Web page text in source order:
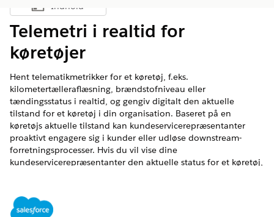
Vis indholdsfortegnelse
Indhold
Telemetri i realtid for
køretøjer
Hent telematikmetrikker for et køretøj, f.eks.
kilometertælleraflæsning, brændstofniveau eller
tændingsstatus i realtid, og gengiv digitalt den aktuelle
tilstand for et køretøj i din organisation. Baseret på en
køretøjs aktuelle tilstand kan kundeservicerepræsentanter
proaktivt engagere sig i kunder eller udløse downstream-
forretningsprocesser. Hvis du vil vise dine
kundeservicerepræsentanter den aktuelle status for et køretøj,
at beslutte, hvilken type telemetrikmetrikker du vil vise for
hvert køretøj. Konfigurer integrationsdefinitioner og